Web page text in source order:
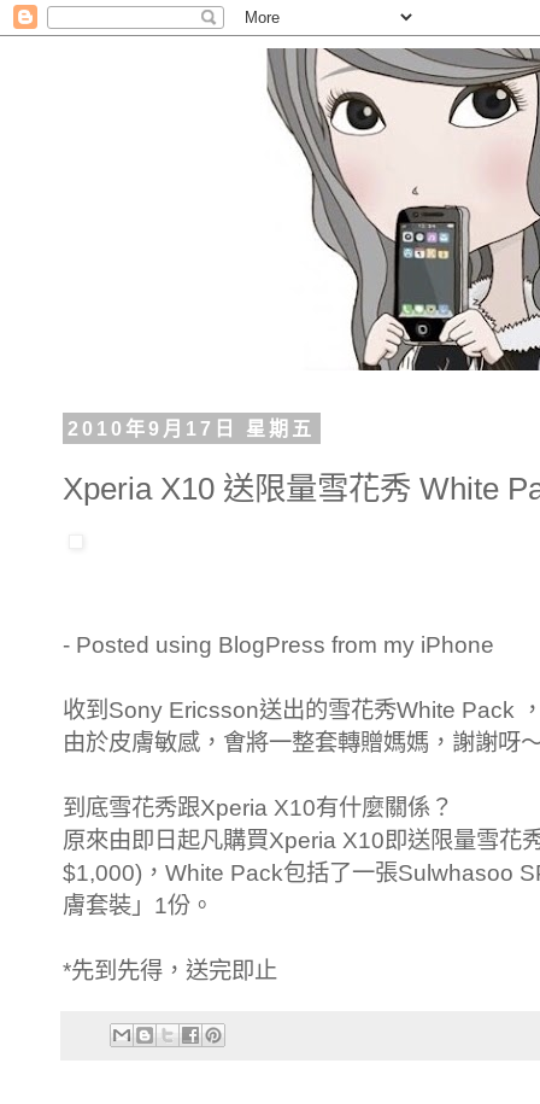
2010年9月17日 星期五
Xperia X10 送限量雪花秀 White
- Posted using BlogPress from my iPhone
收到Sony Ericsson送出的雪花秀White Pack
由於皮膚敏感，㑹將一整套轉贈媽媽，謝謝呀
到底雪花秀跟Xperia X10有什麼關係？
原來由即日起凡購買Xperia X10即送限量雪花
$1,000)，White Pack包括了一張Sulwhasoo
膚套裝」1份。
*先到先得，送完即止